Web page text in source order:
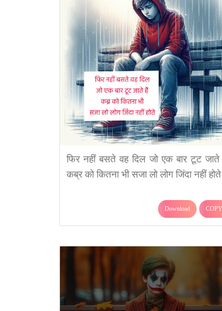
फिर नहीं बसते वह दिल जो एक बार टूट जाते
कब्र को कितना भी सजा लो लोग जिंदा नहीं
Download COPY